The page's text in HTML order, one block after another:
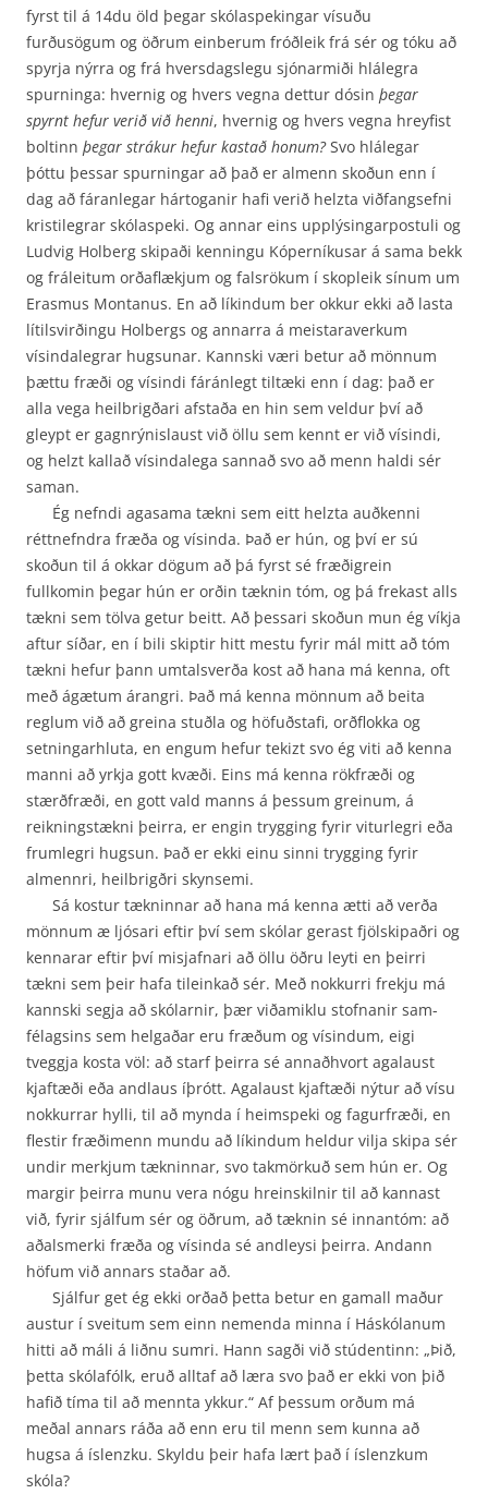
fyrst til á 14du öld þegar skóla­spekingar vísuðu
furðusögum og öðrum einberum fróðleik frá sér og tóku að
spyrja nýrra og frá hversdagslegu sjónarmiði hlálegra
spurninga: hvernig og hvers vegna dettur dósin þegar
spyrnt hefur verið við henni, hvernig og hvers vegna hreyfist
boltinn þegar strákur hefur kastað honum?Svo hlálegar
þóttu þessar spurningar að það er almenn skoðun enn í
dag að fáranlegar hár­toganir hafi verið helzta viðfangsefni
kristilegrar skólaspeki. Og annar eins upplýsingarpostuli og
Ludvig Holberg skipaði kenningu Kóperníkusar á sama bekk
og fráleitum orðaflækjum og fals­rökum í skopleik sínum um
Erasmus Montanus. En að líkindum ber okkur ekki að lasta
lítils­virðingu Holbergs og annarra á meistaraverkum
vísindalegrar hugsunar. Kannski væri betur að mönnum
þættu fræði og vísindi fáránlegt tiltæki enn í dag: það er
alla vega heilbrigðari afstaða en hin sem veldur því að
gleypt er gagnrýnislaust við öllu sem kennt er við vísindi,
og helzt kallað vísindalega sannað svo að menn haldi sér
saman.
Ég nefndi agasama tækni sem eitt helzta auðkenni
réttnefndra fræða og vísinda. Það er hún, og því er sú
skoðun til á okkar dögum að þá fyrst sé fræðigrein
fullkomin þegar hún er orðin tæknin tóm, og þá frekast alls
tækni sem tölva getur beitt. Að þessari skoðun mun ég víkja
aftur síðar, en í bili skiptir hitt mestu fyrir mál mitt að tóm
tækni hefur þann umtalsverða kost að hana má kenna, oft
með ágætum árangri. Það má kenna mönnum að beita
reglum við að greina stuðla og höfuðstafi, orðflokka og
setningarhluta, en engum hefur tekizt svo ég viti að kenna
manni að yrkja gott kvæði. Eins má kenna rökfræði og
stærðfræði, en gott vald manns á þessum greinum, á
reikningstækni þeirra, er engin trygging fyrir viturlegri eða
frumlegri hugsun. Það er ekki einu sinni trygging fyrir
almennri, heilbrigðri skynsemi.
Sá kostur tækninnar að hana má kenna ætti að verða
mönnum æ ljósari eftir því sem skólar gerast fjölskipaðri og
kennarar eftir því misjafnari að öllu öðru leyti en þeirri
tækni sem þeir hafa tileinkað sér. Með nokkurri frekju má
kannski segja að skólarnir, þær viðamiklu stofnanir sam­
félagsins sem helgaðar eru fræðum og vísindum, eigi
tveggja kosta völ: að starf þeirra sé annað­hvort agalaust
kjaftæði eða andlaus íþrótt. Agalaust kjaftæði nýtur að vísu
nokkurrar hylli, til að mynda í heimspeki og fagurfræði, en
flestir fræðimenn mundu að líkindum heldur vilja skipa sér
undir merkjum tækninnar, svo takmörkuð sem hún er. Og
margir þeirra munu vera nógu hrein­skilnir til að kannast
við, fyrir sjálfum sér og öðrum, að tæknin sé innantóm: að
aðalsmerki fræða og vísinda sé andleysi þeirra. Andann
höfum við annars staðar að.
Sjálfur get ég ekki orðað þetta betur en gamall maður
austur í sveitum sem einn nemenda minna í Háskólanum
hitti að máli á liðnu sumri. Hann sagði við stúdentinn: „Þið,
þetta skólafólk, eruð alltaf að læra svo það er ekki von þið
hafið tíma til að mennta ykkur.“ Af þessum orðum má
meðal annars ráða að enn eru til menn sem kunna að
hugsa á íslenzku. Skyldu þeir hafa lært það í íslenzkum
skóla?